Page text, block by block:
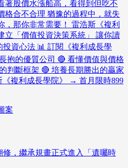
著股價水漲船高，看得到但吃不
格合不合理 猶豫的過程中，就失
，那你非常需要！ 雷浩斯《複利
立「價值投資決策系統」 讓你讀
資心法 📊 訂閱《複利成長學
抱的優質公司 🔴 看懂價值與價格
判斷框架 🔴 培養長期勝出的贏家
複利成長學院》 → 首月限時899
，繼承規畫正式進入「遺囑時